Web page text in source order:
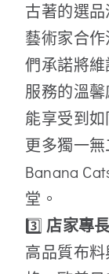
古著的選
藝術家合
們承諾將
服務的溫
能享受到
更多獨一
Banana
堂。
3️⃣ 店家專
高品質布